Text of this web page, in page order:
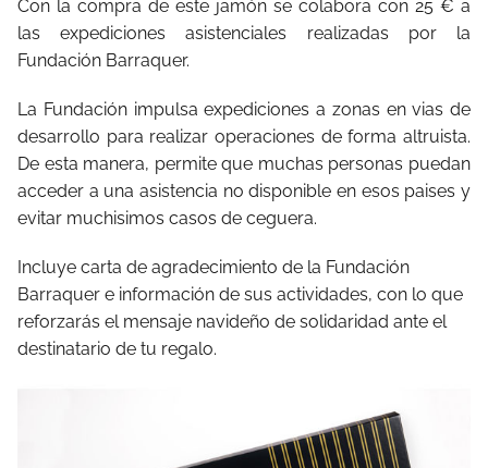
Con la compra de este jamón se colabora con 25 € a
las expediciones asistenciales realizadas por la
Fundación Barraquer.
La Fundaciónimpulsa expediciones a zonas en vias de
desarrollo para realizar operaciones de forma altruista.
De esta manera, permite que muchas personas puedan
acceder a una asistencia no disponible en esos paises y
evitar muchisimos casos de ceguera.
Incluye carta de agradecimiento de la Fundación
Barraquer e información de sus actividades, con lo que
reforzarás el mensaje navideño de solidaridad ante el
destinatario de tu regalo.